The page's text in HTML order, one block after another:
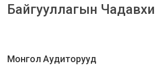
Байгууллагын Чадавхи
Монгол Аудиторууд